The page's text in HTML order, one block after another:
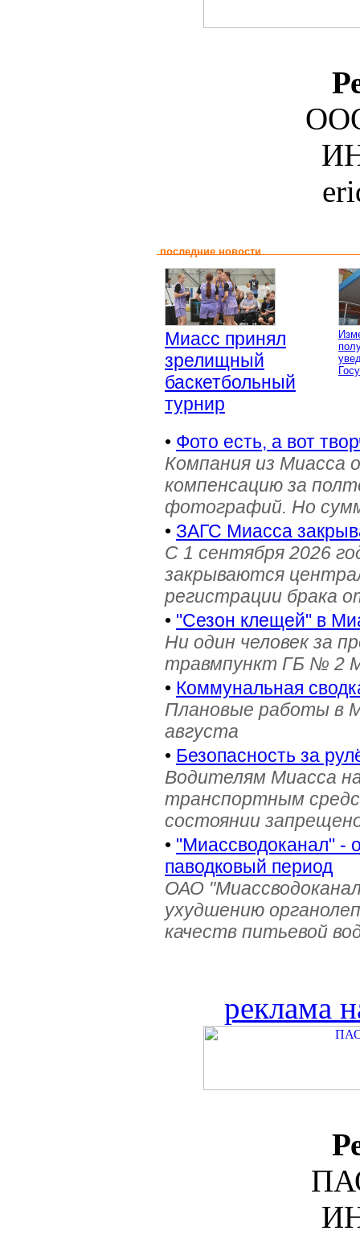
последние новости
Миасс принял
зрелищный
баскетбольный
турнир
• Фото есть, а вот
Компания из Миасса
компенсацию за
фотографий. Но
• ЗАГС Миасса
С 1 сентября 2026
закрываются
регистрации брака
• "Сезон клещей" в
Ни один человек за
травмпункт ГБ № 2
• Коммунальная
Плановые работы в
августа
• Безопасность за
Водителям Миасса
транспортным
состоянии
• "Миассводоканал" -
паводковый период
ОАО
ухудшению
качеств питьевой
реклама